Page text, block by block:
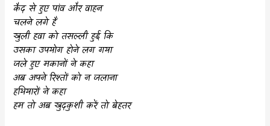
कैद से हुए पांव और वाहन
चलने लगे हैं
खुली हवा को तसल्ली हुई कि
उसका उपयोग होने लग गया
जले हुए मकानों ने कहा
अब अपने रिश्तों को न जलाना
हथियारों ने कहा
हम तो अब खुदकुशी करें तो बेहतर